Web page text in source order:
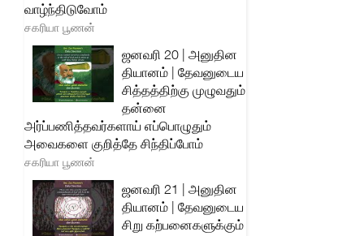
வாழ்ந்திடுவோம்
சகரியா பூணன்
ஜனவரி 20 | அனுதின
தியானம் | தேவனுடைய
சித்தத்திற்கு முழுவதும்
தன்னை
அர்ப்பணித்தவர்களாய் எப்பொழுதும்
அவைகளை குறித்தே சிந்திப்போம்
சகரியா பூணன்
ஜனவரி 21 | அனுதின
தியானம் | தேவனுடைய
சிறு கற்பனைகளுக்கும்